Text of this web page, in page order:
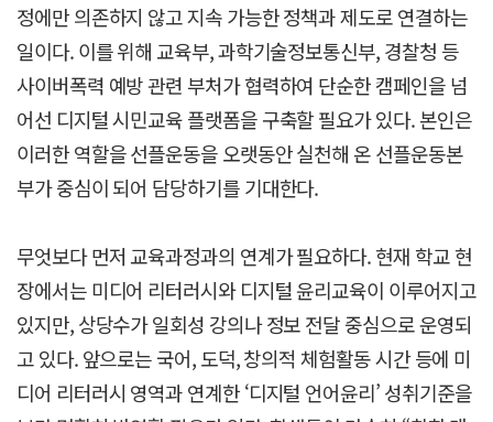
정에만 의존하지 않고 지속 가능한 정책과 제도로 연결하는
일이다. 이를 위해 교육부, 과학기술정보통신부, 경찰청 등
사이버폭력 예방 관련 부처가 협력하여 단순한 캠페인을 넘
어선 디지털 시민교육 플랫폼을 구축할 필요가 있다. 본인은
이러한 역할을 선플운동을 오랫동안 실천해 온 선플운동본
부가 중심이 되어 담당하기를 기대한다.
무엇보다 먼저 교육과정과의 연계가 필요하다. 현재 학교 현
장에서는 미디어 리터러시와 디지털 윤리교육이 이루어지고
있지만, 상당수가 일회성 강의나 정보 전달 중심으로 운영되
고 있다. 앞으로는 국어, 도덕, 창의적 체험활동 시간 등에 미
디어 리터러시 영역과 연계한 ‘디지털 언어윤리’ 성취기준을